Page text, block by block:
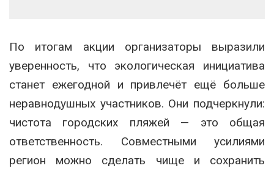
По итогам акции организаторы выразили
уверенность, что экологическая инициатива
станет ежегодной и привлечёт ещё больше
неравнодушных участников. Они подчеркнули:
чистота городских пляжей — это общая
ответственность. Совместными усилиями
регион можно сделать чище и сохранить